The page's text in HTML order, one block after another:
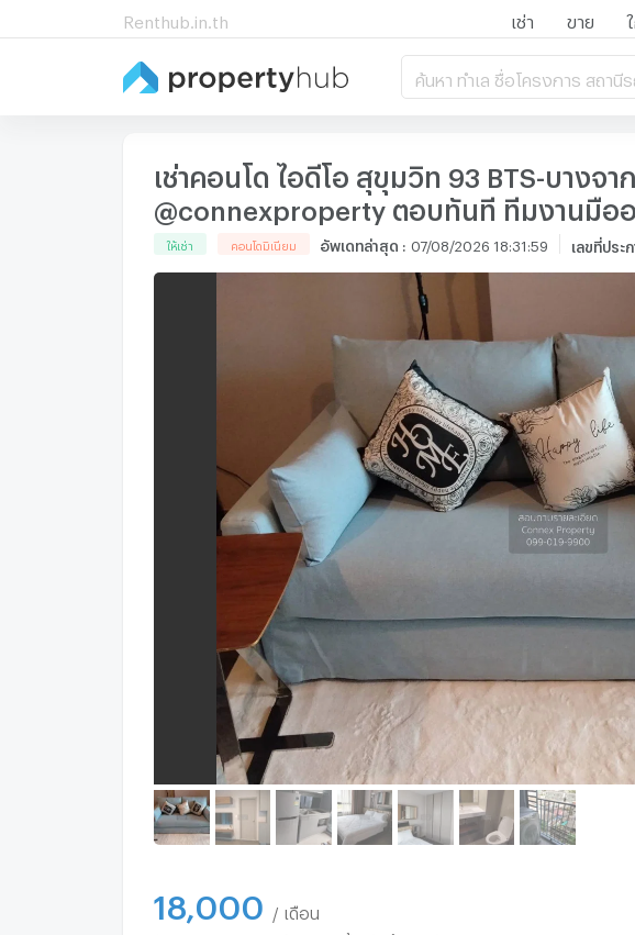
Renthub.in.th เช่า ขาย
ค้นหา ทำเล ชื่อโครงการ สถานี
เช่าคอนโด ไอดีโอ สุขุมวิท 93 BTS-บางจ
@connexproperty ตอบทันที ทีมงานมือ
ให้เช่า คอนโดมิเนียม อัพเดทล่าสุด : 07/08/2026 18:31:59 เลขที่ประ
18,000 / เดือน